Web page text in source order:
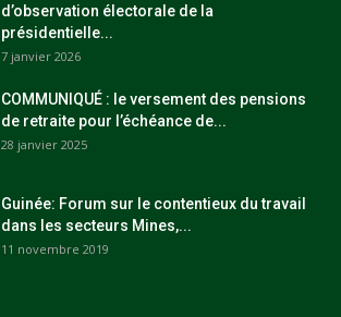
d’observation électorale de la
présidentielle...
7 janvier 2026
COMMUNIQUÉ : le versement des pensions
de retraite pour l’échéance de...
28 janvier 2025
Guinée: Forum sur le contentieux du travail
dans les secteurs Mines,...
11 novembre 2019